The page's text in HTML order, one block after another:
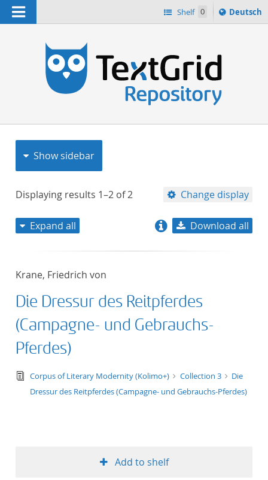
Navigation Shelf 0
Sprache
ï¿½ndern
Deutsch
Show sidebar
Displaying results 1–2 of2 Change display
title descending
format
Expand all Download all
Krane, Friedrich von
Die Dressur des Reitpferdes
(Campagne- und Gebrauchs-
Pferdes)
text/tg.edition+tg.aggregation+xml
Corpus of Literary Modernity (Kolimo+) Collection 3
Die
Dressur des Reitpferdes (Campagne- und Gebrauchs-Pferdes)
Add to shelf